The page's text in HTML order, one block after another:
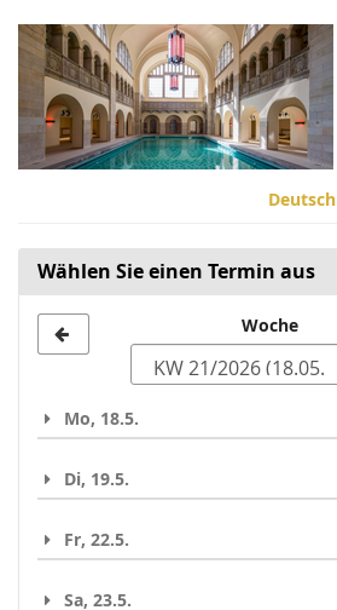
Zum
Haupt-
Inhalt
springen
Deutsch
Wählen Sie einen Termin aus
zur
auswählen
Woche
Mo, 18.5.
Di, 19.5.
Fr, 22.5.
Sa, 23.5.